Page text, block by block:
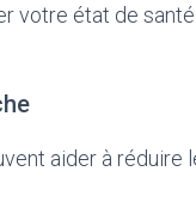
votre état de
aider à réduire